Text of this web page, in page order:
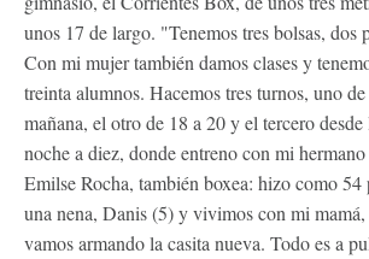
unos 17 de largo. "Tenemos tres bolsas,
Con mi mujer también damos clases y
treinta alumnos. Hacemos tres turnos, uno
mañana, el otro de 18 a 20 y el tercero desde
noche a diez, donde entreno con mi
Emilse Rocha, también boxea: hizo como 54
una nena, Danis (5) y vivimos con mi mamá,
vamos armando la casita nueva. Todo es a